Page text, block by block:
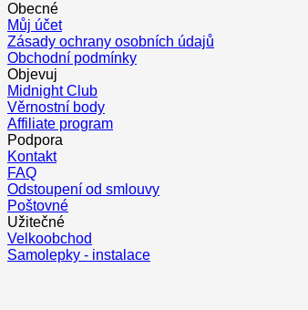
Obecné
Můj účet
Zásady ochrany osobních údajů
Obchodní podmínky
Objevuj
Midnight Club
Věrnostní body
Affiliate program
Podpora
Kontakt
FAQ
Odstoupení od smlouvy
Poštovné
Užitečné
Velkoobchod
Samolepky - instalace